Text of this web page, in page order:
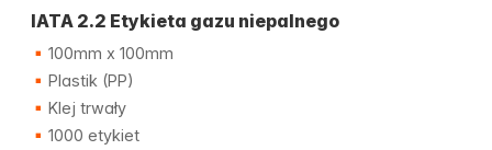
IATA 2.2 Etykieta gazu niepalnego
100mm x 100mm
Plastik (PP)
Klej trwały
1000 etykiet